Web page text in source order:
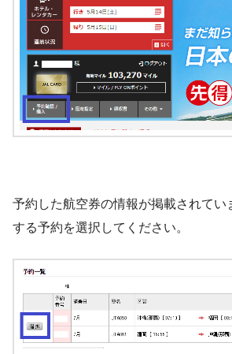
予約した航空券の情報が掲載されてい
する予約を選択してください。